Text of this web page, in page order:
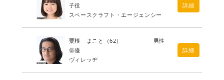
子役
スペースクラフト・エージェンシー
詳細
粟根 まこと （62）
男性
俳優
ヴィレッヂ
詳細